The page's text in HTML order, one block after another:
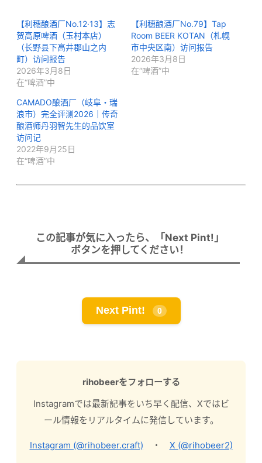
【利穗酿酒厂No.12·13】志
贺高原啤酒（玉村本店）
（长野县下高井郡山之内
町）访问报告
2026年3月8日
在“啤酒”中
【利穗酿酒厂No.79】Tap
Room BEER KOTAN（札幌
市中央区南）访问报告
2026年3月8日
在“啤酒”中
CAMADO酿酒厂（岐阜・瑞
浪市）完全评测2026｜传奇
酿酒师丹羽智先生的品饮室
访问记
2022年9月25日
在“啤酒”中
この記事が気に入ったら、「Next Pint!」
ボタンを押してください！
Next Pint! 0
rihobeerをフォローする
Instagramでは最新記事をいち早く配信、Xではビ
ール情報をリアルタイムに発信しています。
Instagram (@rihobeer.craft) ・ X (@rihobeer2)